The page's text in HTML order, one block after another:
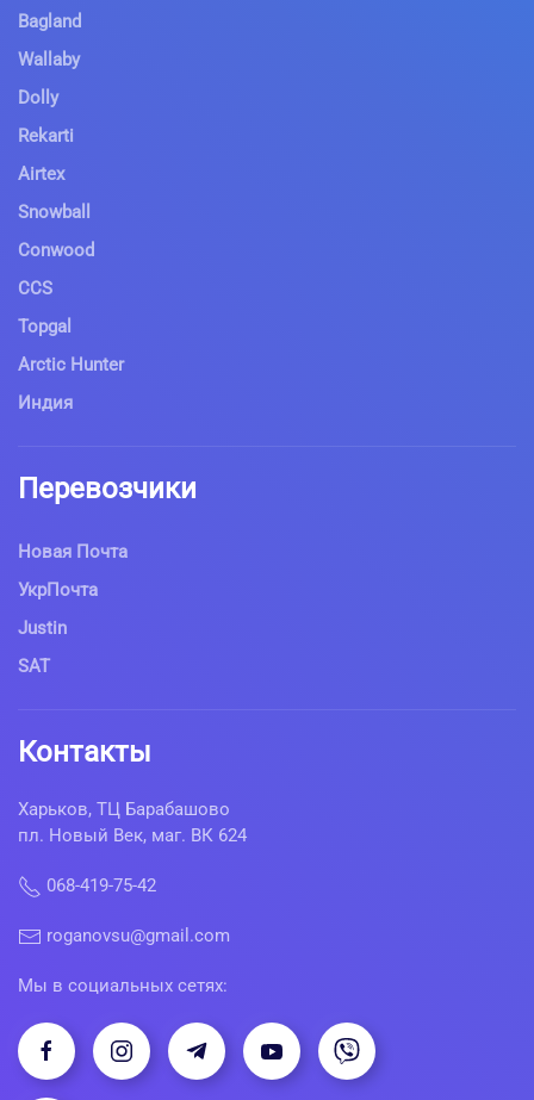
Bagland
Wallaby
Dolly
Rekarti
Airtex
Snowball
Conwood
CCS
Topgal
Arctic Hunter
Индия
Перевозчики
Новая Почта
УкрПочта
Justin
SAT
Контакты
Харьков, ТЦ Барабашово
пл. Новый Век, маг. ВК 624
068-419-75-42
roganovsu@gmail.com
Мы в социальных сетях: